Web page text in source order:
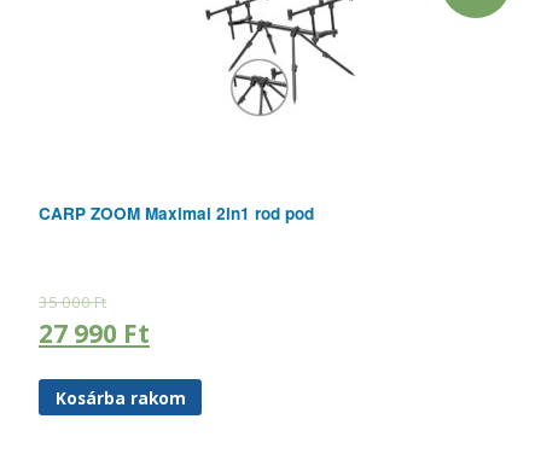
CARP ZOOM Maximal 2in1 rod pod
35 000Ft
27 990 Ft
Kosárba rakom